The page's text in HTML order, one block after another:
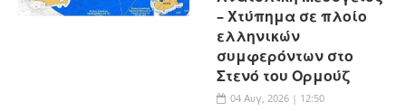
– Χτύπημα σε πλοίο
ελληνικών
συμφερόντων στο
Στενό του Ορμούζ
04 Αυγ, 2026 | 12:50